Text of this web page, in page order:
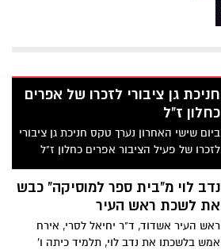
חניכת גן ציבורי לזכרו של אפרים
כחלון ז"ל
ביום שישי האחרון נערך טקס חניכת גן ציבורי
לזכרו של פעיל הציבור אפרים כחלון ז"ל
שהיה פעיל בשנות ה- 60 בהקמתה של העיר
אשדוד. ראש העיר לשעבר, אינג' צבי צילקר
נשא דברים וכמוהו גם ח"כ אילן גילאון
נדב לוי מ"בית ספר למוסיקה" כבש
את לשכת ראש העיר
ראש העיר אשדוד, ד"ר יחיאל לסרי, אירח
אמש בלשכתו את נדב לוי, תלמיד כיתה ו'